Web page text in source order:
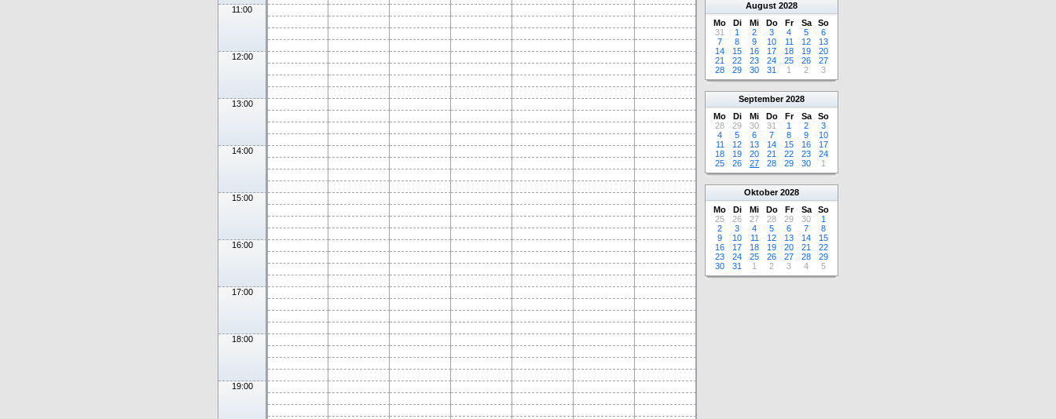
11:00
12:00
13:00
14:00
15:00
16:00
17:00
18:00
19:00
August 2028
Mo
Di Mi Do Fr Sa
So
31
1 2 3 4 5
6
7
8 9 10 11 12
13
14
15 16 17 18 19
20
21
22 23 24 25 26
27
28
29 30 31 1 2 3
September 2028
Mo
Di Mi Do Fr Sa
So
28
29 30 31 1 2
3
4
5 6 7 8 9
10
11
12 13 14 15 16
17
18
19 20 21 22 23
24
25
26 27 28 29 30 1
Oktober 2028
Mo
Di Mi Do Fr Sa
So
25
26 27 28 29 30
1
2
3 4 5 6 7
8
9
10 11 12 13 14
15
16
17 18 19 20 21
22
23
24 25 26 27 28
29
30
31 1 2 3 4 5